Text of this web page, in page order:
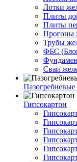
Лотки
Плиты
Плиты
Прогоны
Трубы
ФБС
Сваи
Гипсокартон